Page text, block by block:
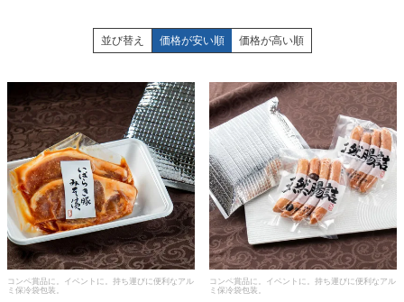
並び替え 価格が安い順 価格が高い順
コンペ賞品に。イベントに。持ち運びに便利なアル
ミ保冷袋包装。
コンペ賞品に。イベントに。持ち運びに便利なアル
ミ保冷袋包装。